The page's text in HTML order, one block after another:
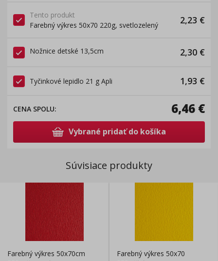
Tento produkt
Farebný výkres 50x70 220g, svetlozelený
2,23 €
Nožnice detské 13,5cm 2,30 €
Tyčinkové lepidlo 21 g Apli 1,93 €
CENA SPOLU: 6,46 €
Vybrané pridať do košíka
Súvisiace produkty
Farebný výkres 50x70cm
Farebný výkres 50x70